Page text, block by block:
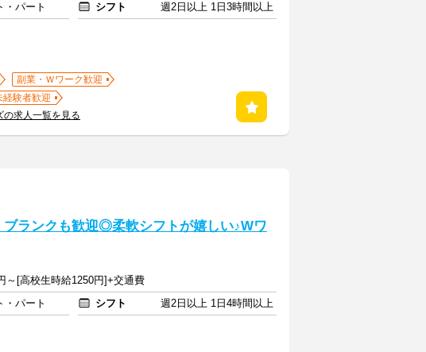
・パート シフト
週2日以上 1日3時間以上
副業・Ｗワーク歓迎
経験者歓迎
の求人一覧を見る
ブランクも歓迎◎柔軟シフトが嬉しい♪Wワ
～[高校生時給1250円]+交通費
・パート シフト
週2日以上 1日4時間以上